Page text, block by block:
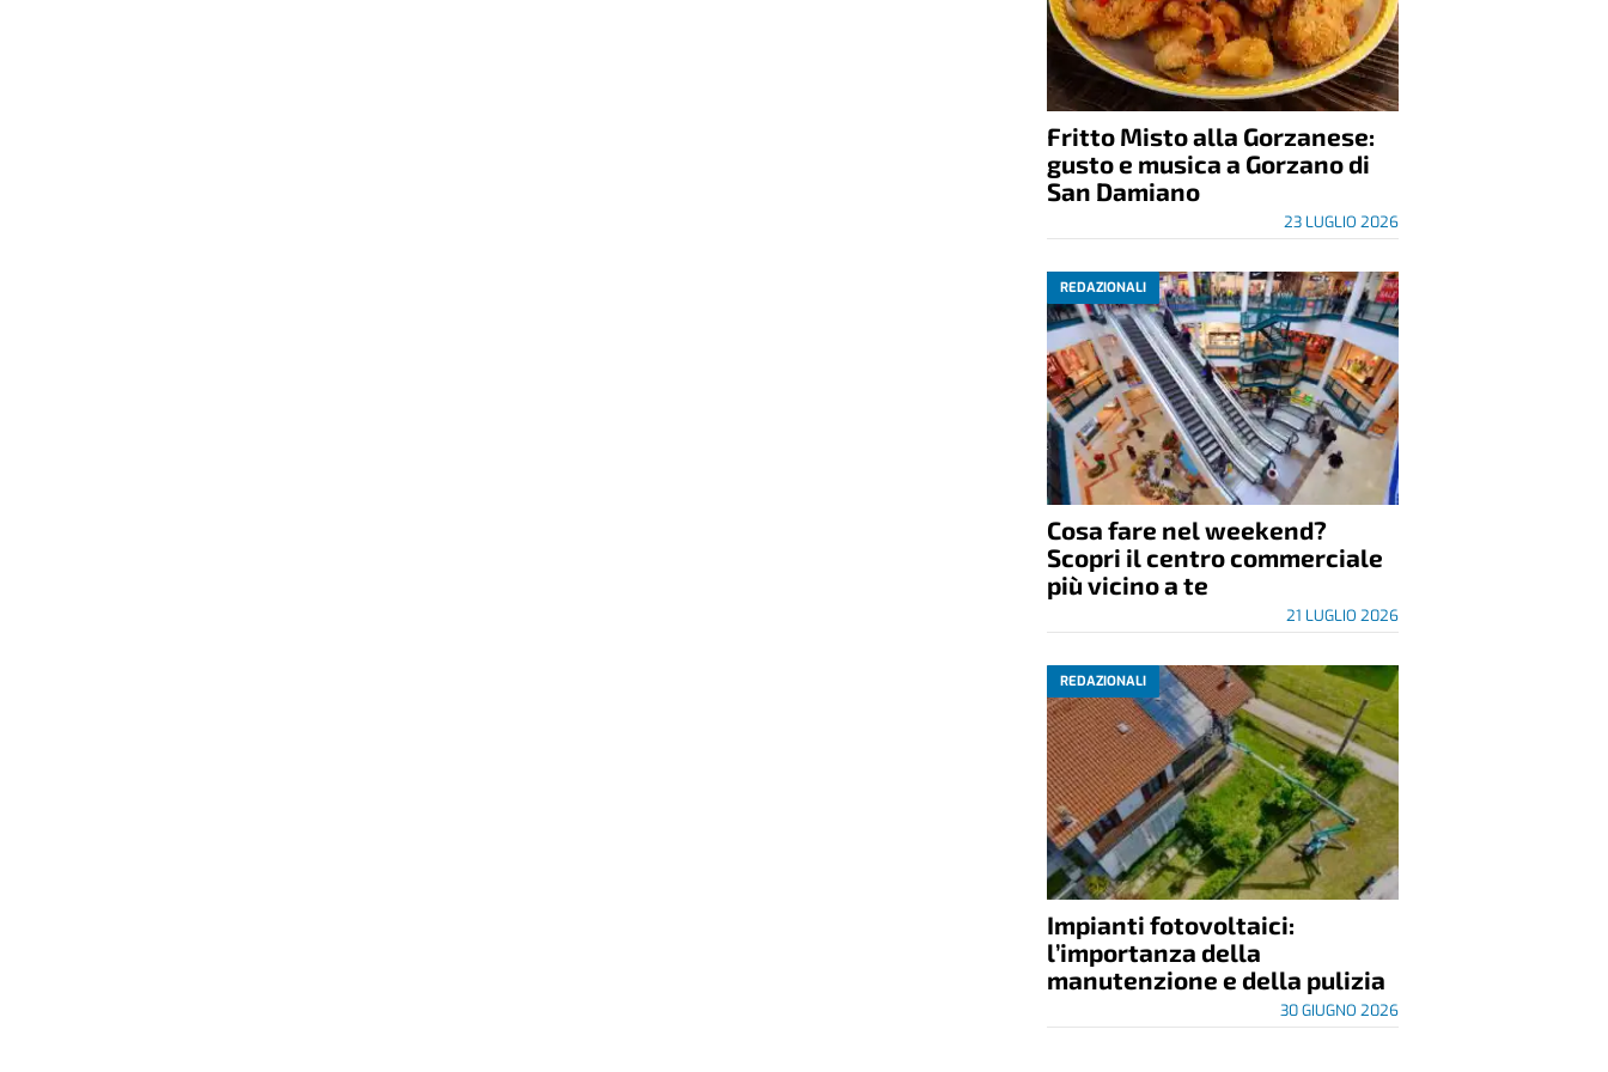
Fritto Misto alla Gorzanese:
gusto e musica a Gorzano di
San Damiano
23 LUGLIO 2026
REDAZIONALI
Cosa fare nel weekend?
Scopri il centro commerciale
più vicino a te
21 LUGLIO 2026
REDAZIONALI
Impianti fotovoltaici:
l’importanza della
manutenzione e della pulizia
30 GIUGNO 2026